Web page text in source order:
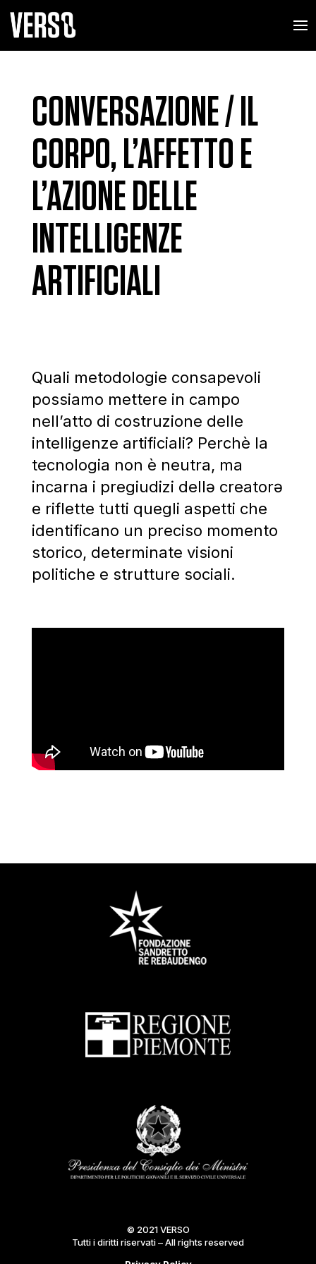
CONVERSAZIONE / IL
CORPO, L’AFFETTO E
L’AZIONE DELLE
INTELLIGENZE
ARTIFICIALI
Quali metodologie consapevoli
possiamo mettere in campo
nell’atto di costruzione delle
intelligenze artificiali? Perchè la
tecnologia non è neutra, ma
incarna i pregiudizi dellə creatorə
e riflette tutti quegli aspetti che
identificano un preciso momento
storico, determinate visioni
politiche e strutture sociali.
© 2021 VERSO
Tutti i diritti riservati – All rights reserved